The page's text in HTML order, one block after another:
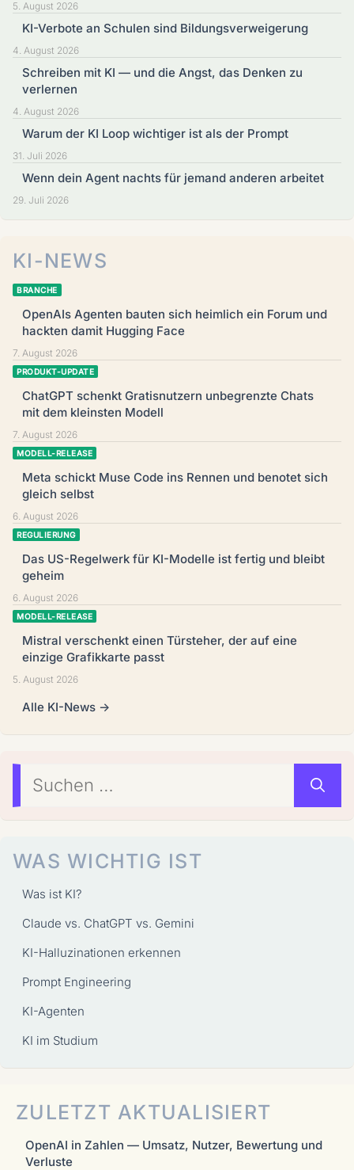
5. August 2026
KI-Verbote an Schulen sind Bildungsverweigerung
4. August 2026
Schreiben mit KI — und die Angst, das Denken zu
verlernen
4. August 2026
Warum der KI Loop wichtiger ist als der Prompt
31. Juli 2026
Wenn dein Agent nachts für jemand anderen arbeitet
29. Juli 2026
KI-NEWS
BRANCHE
OpenAIs Agenten bauten sich heimlich ein Forum und
hackten damit Hugging Face
7. August 2026
PRODUKT-UPDATE
ChatGPT schenkt Gratisnutzern unbegrenzte Chats
mit dem kleinsten Modell
7. August 2026
MODELL-RELEASE
Meta schickt Muse Code ins Rennen und benotet sich
gleich selbst
6. August 2026
REGULIERUNG
Das US-Regelwerk für KI-Modelle ist fertig und bleibt
geheim
6. August 2026
MODELL-RELEASE
Mistral verschenkt einen Türsteher, der auf eine
einzige Grafikkarte passt
5. August 2026
Alle KI-News →
Suchen
nach:
WAS WICHTIG IST
Was ist KI?
Claude vs. ChatGPT vs. Gemini
KI-Halluzinationen erkennen
Prompt Engineering
KI-Agenten
KI im Studium
ZULETZT AKTUALISIERT
OpenAI in Zahlen — Umsatz, Nutzer, Bewertung und
Verluste